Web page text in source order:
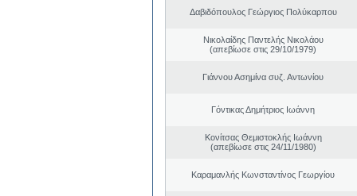
Δαβιδόπουλος Γεώργιος Πολύκαρπου
Νικολαίδης Παντελής Νικολάου
(απεβίωσε στις 29/10/1979)
Γιάννου Ασημίνα συζ. Αντωνίου
Γόντικας Δημήτριος Ιωάννη
Κονίτσας Θεμιστοκλής Ιωάννη
(απεβίωσε στις 24/11/1980)
Καραμανλής Κωνσταντίνος Γεωργίου